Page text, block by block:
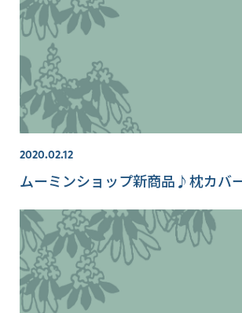
2020.02.12
ムーミンショップ新商品♪枕カバ